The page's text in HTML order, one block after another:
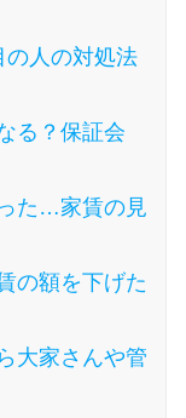
い…2ヵ月目に
な理由と対
退去は避け
より賢い方
通る？借金
すすめしな
人の対処法
る？保証会
た…家賃の見
の額を下げた
大家さんや管